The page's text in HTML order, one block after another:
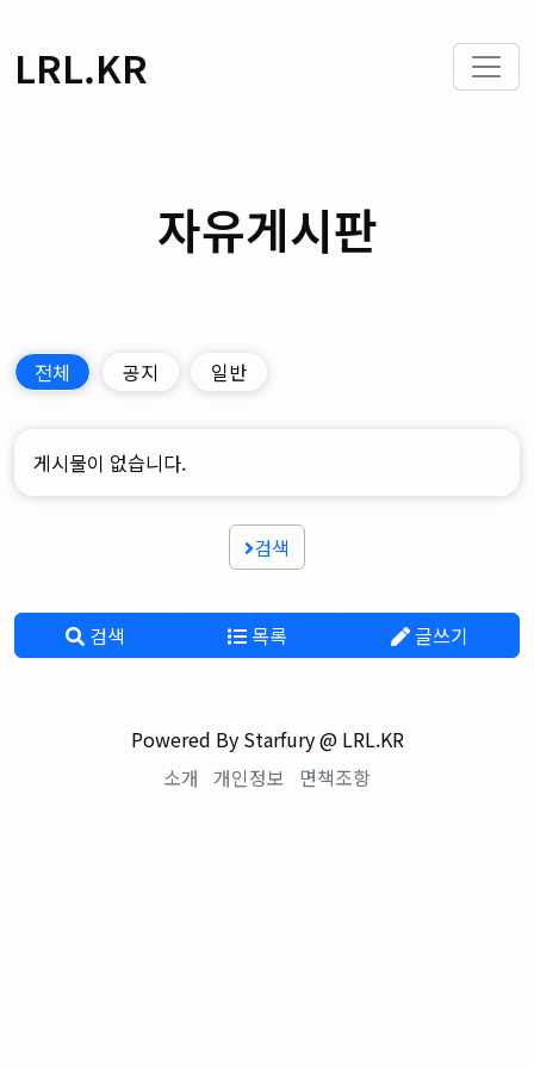
LRL.KR
자유게시판
전체 공지 일반
게시물이 없습니다.
검색
검색 목록 글쓰기
Powered By Starfury @ LRL.KR
소개 개인정보 면책조항